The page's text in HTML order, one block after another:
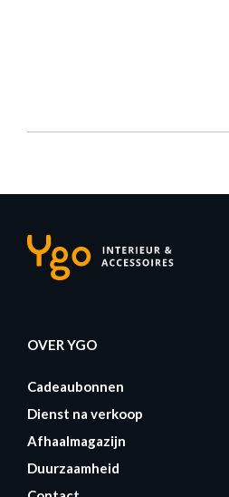
OVER YGO
Cadeaubonnen
Dienst na verkoop
Afhaalmagazijn
Duurzaamheid